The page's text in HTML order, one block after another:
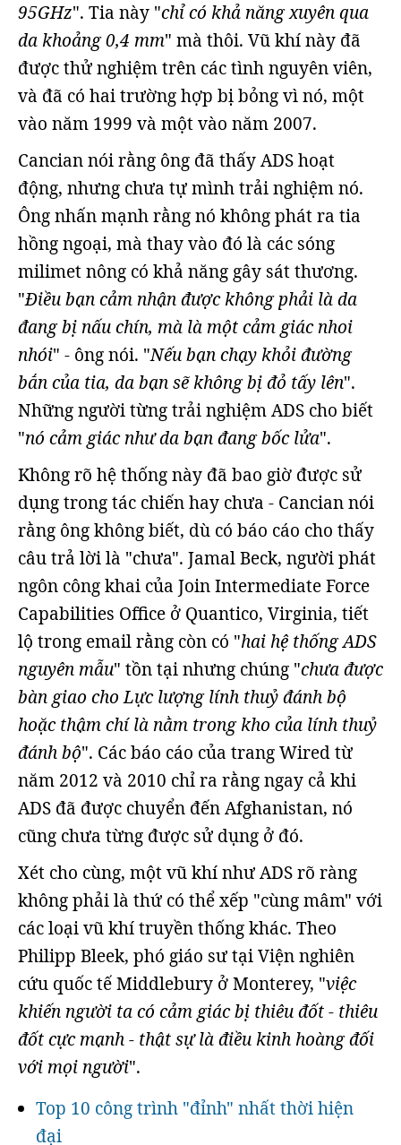
95GHz". Tia này "chỉ có khả năng xuyên qua
da khoảng 0,4 mm" mà thôi. Vũ khí này đã
được thử nghiệm trên các tình nguyên viên,
và đã có hai trường hợp bị bỏng vì nó, một
vào năm 1999 và một vào năm 2007.
Cancian nói rằng ông đã thấy ADS hoạt
động, nhưng chưa tự mình trải nghiệm nó.
Ông nhấn mạnh rằng nó không phát ra tia
hồng ngoại, mà thay vào đó là các sóng
milimet nông có khả năng gây sát thương.
"Điều bạn cảm nhận được không phải là da
đang bị nấu chín, mà là một cảm giác nhoi
nhói" - ông nói. "Nếu bạn chạy khỏi đường
bắn của tia, da bạn sẽ không bị đỏ tấy lên".
Những người từng trải nghiệm ADS cho biết
"nó cảm giác như da bạn đang bốc lửa".
Không rõ hệ thống này đã bao giờ được sử
dụng trong tác chiến hay chưa - Cancian nói
rằng ông không biết, dù có báo cáo cho thấy
câu trả lời là "chưa". Jamal Beck, người phát
ngôn công khai của Join Intermediate Force
Capabilities Office ở Quantico, Virginia, tiết
lộ trong email rằng còn có "hai hệ thống ADS
nguyên mẫu" tồn tại nhưng chúng "chưa được
bàn giao cho Lực lượng lính thuỷ đánh bộ
hoặc thậm chí là nằm trong kho của lính thuỷ
đánh bộ". Các báo cáo của trang Wired từ
năm 2012 và 2010 chỉ ra rằng ngay cả khi
ADS đã được chuyển đến Afghanistan, nó
cũng chưa từng được sử dụng ở đó.
Xét cho cùng, một vũ khí như ADS rõ ràng
không phải là thứ có thể xếp "cùng mâm" với
các loại vũ khí truyền thống khác. Theo
Philipp Bleek, phó giáo sư tại Viện nghiên
cứu quốc tế Middlebury ở Monterey, "việc
khiến người ta có cảm giác bị thiêu đốt - thiêu
đốt cực mạnh - thật sự là điều kinh hoàng đối
với mọi người".
Top 10 công trình "đỉnh" nhất thời hiện
đại